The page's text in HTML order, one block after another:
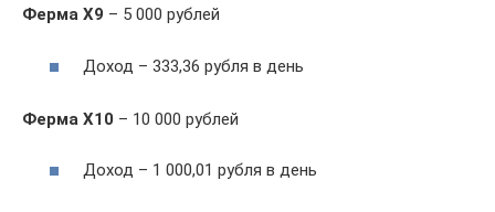
Ферма Х9 – 5 000 рублей
Доход – 333,36 рубля в день
Ферма Х10 – 10 000 рублей
Доход – 1 000,01 рубля в день